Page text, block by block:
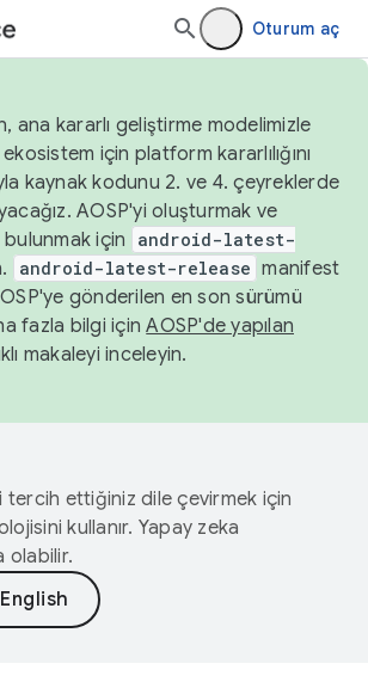
Oturum aç
ana kararlı geliştirme modelimizle
için platform kararlılığını
kaynak kodunu 2. ve 4. çeyreklerde
AOSP'yi oluşturmak ve
bulunmak için
android-latest-
android-latest-release manifest
gönderilen en son sürümü
fazla bilgi içinAOSP'de yapılan
makaleyi inceleyin.
tercih ettiğiniz dile çevirmek için
kullanır. Yapay zeka
olabilir.